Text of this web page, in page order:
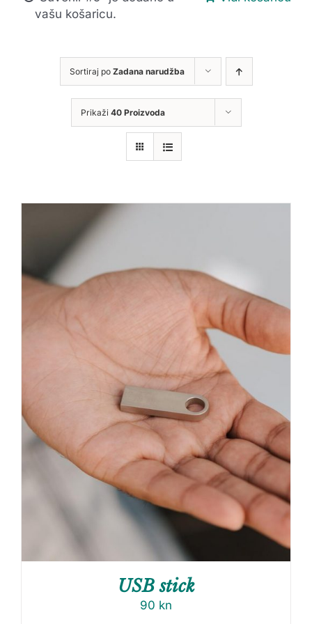
vašu košaricu.
Sortiraj po Zadana narudžba
Prikaži 40 Proizvoda
USB stick
90 kn